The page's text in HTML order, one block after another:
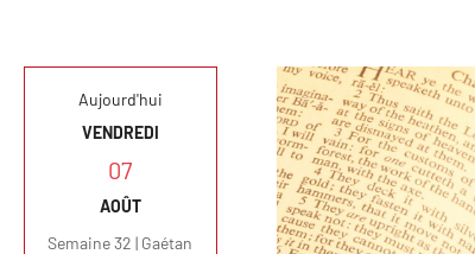
Aujourd'hui
VENDREDI
07
AOÛT
Semaine 32 | Gaétan